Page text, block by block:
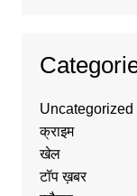
Uncategorized
क्राइम
खेल
टॉप ख़बर